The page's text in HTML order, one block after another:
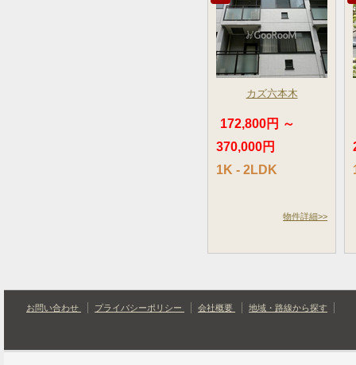
カズ六本木
172,800円 ～
370,000円
1K - 2LDK
物件詳細>>
お問い合わせ プライバシーポリシー 会社概要 地域・路線から探す